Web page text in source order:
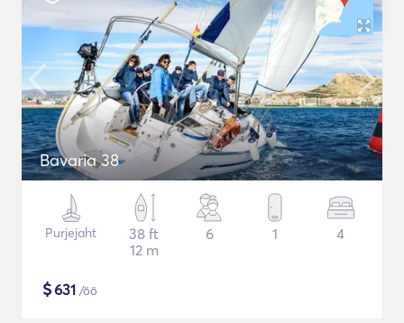
Bavaria 38
Purjejaht
38 ft
12 m
6 1 4
$631 /öö